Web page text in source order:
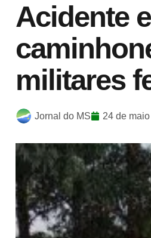
Acidente
militares
Jornal do MS 24 de